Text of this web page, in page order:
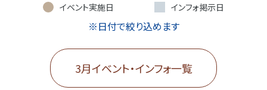
イベント実施日 インフォ掲示日
※日付で絞り込めます
3月イベント・インフォ一覧